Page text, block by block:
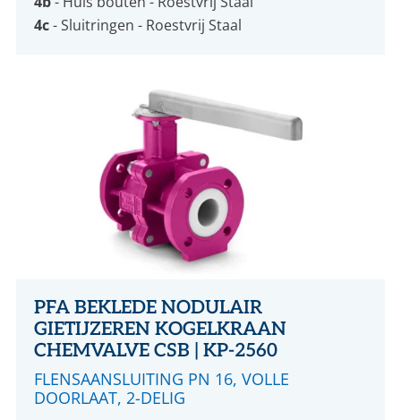
4c- Sluitringen - Roestvrij Staal
PFA BEKLEDE NODULAIR
GIETIJZEREN KOGELKRAAN
CHEMVALVE CSB | KP-2560
FLENSAANSLUITING PN 16, VOLLE
DOORLAAT, 2-DELIG